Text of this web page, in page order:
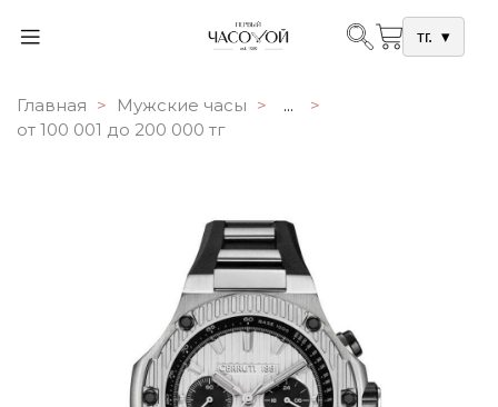
тг. ▾
Главная Мужские часы
...
от 100 001 до 200 000 тг